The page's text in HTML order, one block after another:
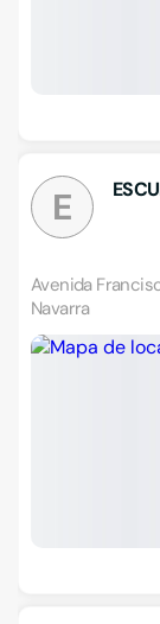
E
Avenida
Navarra